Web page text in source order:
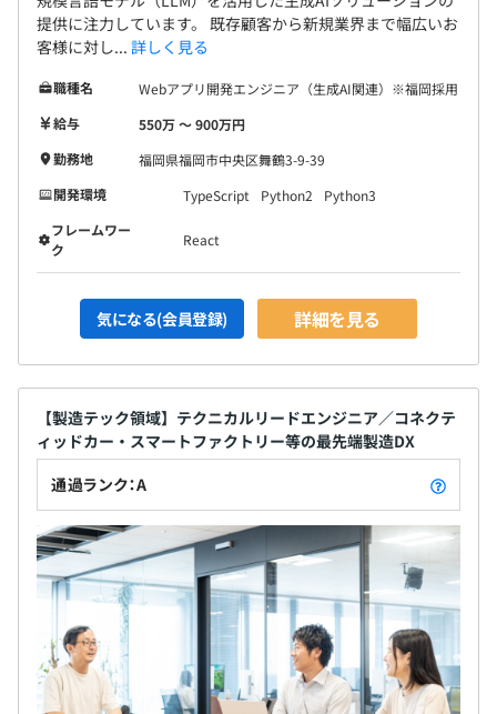
提供に注力しています。 既存顧客から新規業界まで幅広いお
客様に対し... 詳しく見る
職種名
Webアプリ開発エンジニア（生成AI関連）※福岡採用
給与
550万 〜 900万円
勤務地
福岡県福岡市中央区舞鶴3-9-39
開発環境
TypeScript Python2
Python3
フレームワー
ク
React
気になる(会員登録) 詳細を見る
【製造テック領域】テクニカルリードエンジニア／コネクテ
ィッドカー・スマートファクトリー等の最先端製造DX
通過ランク：A